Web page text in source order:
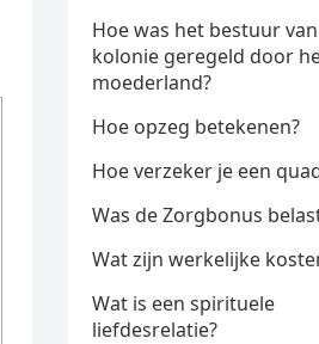
Hoe was het bestuur
kolonie geregeld door
moederland?
Hoe opzeg betekenen?
Hoe verzeker je een
Was de Zorgbonus
Wat zijn werkelijke
Wat is een spirituele
liefdesrelatie?